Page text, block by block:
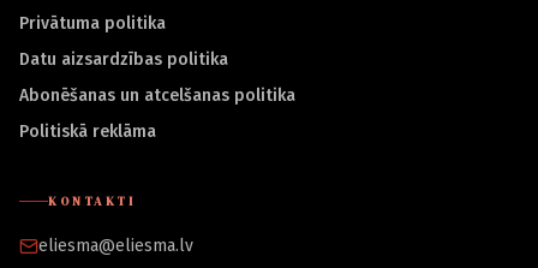
Privātuma politika
Datu aizsardzības politika
Abonēšanas un atcelšanas politika
Politiskā reklāma
KONTAKTI
eliesma@eliesma.lv